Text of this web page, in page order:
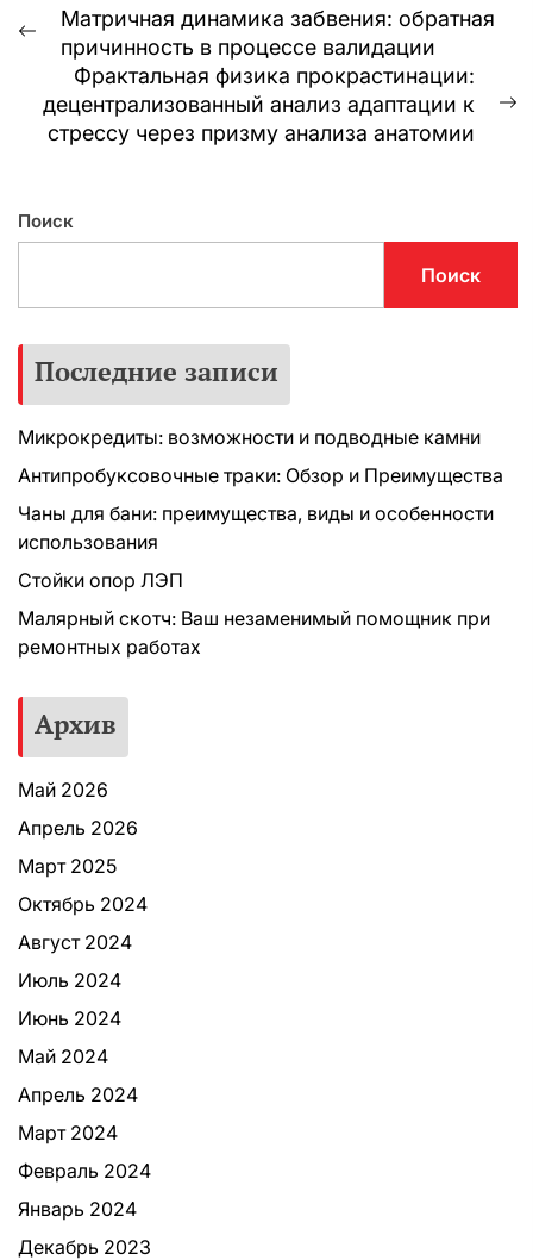
Навигация
записям
Предыдущая
запись:
Матричная динамика забвения: обратная
причинность в процессе валидации
Фрактальная физика прокрастинации:
децентрализованный анализ адаптации к
стрессу через призму анализа анатомии
Поиск
Поиск
Последние записи
Микрокредиты: возможности и подводные камни
Антипробуксовочные траки: Обзор и Преимущества
Чаны для бани: преимущества, виды и особенности
использования
Стойки опор ЛЭП
Малярный скотч: Ваш незаменимый помощник при
ремонтных работах
Архив
Май 2026
Апрель 2026
Март 2025
Октябрь 2024
Август 2024
Июль 2024
Июнь 2024
Май 2024
Апрель 2024
Март 2024
Февраль 2024
Январь 2024
Декабрь 2023